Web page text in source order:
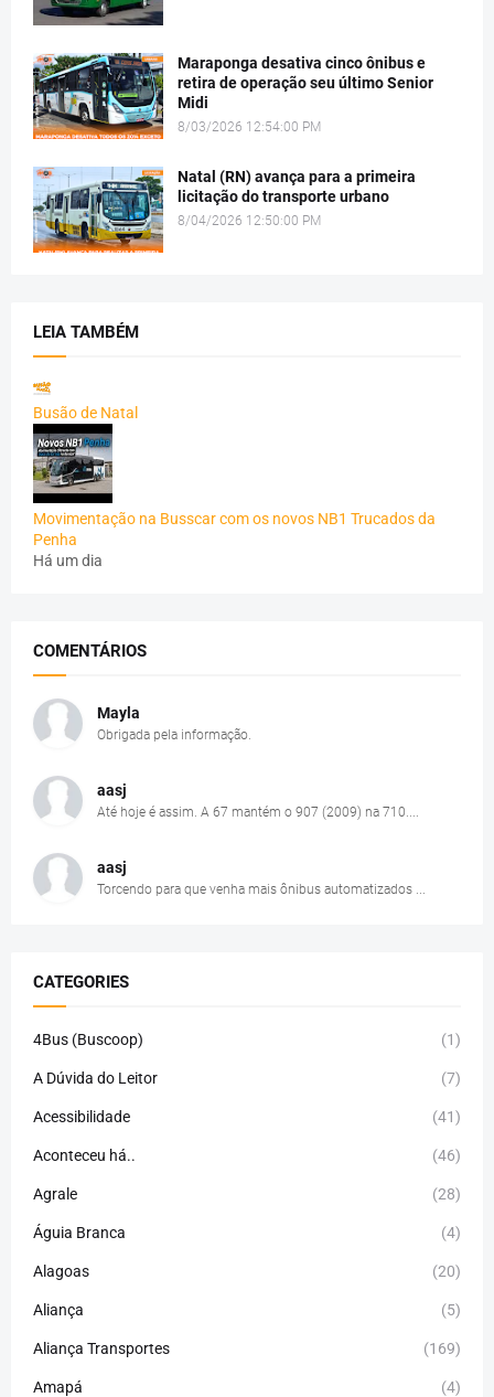
Maraponga desativa cinco ônibus e
retira de operação seu último Senior
Midi
8/03/2026 12:54:00 PM
Natal (RN) avança para a primeira
licitação do transporte urbano
8/04/2026 12:50:00 PM
LEIA TAMBÉM
Busão de Natal
Movimentação na Busscar com os novos NB1 Trucados da
Penha
Há um dia
COMENTÁRIOS
Mayla
Obrigada pela informação.
aasj
Até hoje é assim. A 67 mantém o 907 (2009) na 710....
aasj
Torcendo para que venha mais ônibus automatizados ...
CATEGORIES
4Bus (Buscoop) (1)
A Dúvida do Leitor (7)
Acessibilidade (41)
Aconteceu há.. (46)
Agrale (28)
Águia Branca (4)
Alagoas (20)
Aliança (5)
Aliança Transportes (169)
Amapá (4)